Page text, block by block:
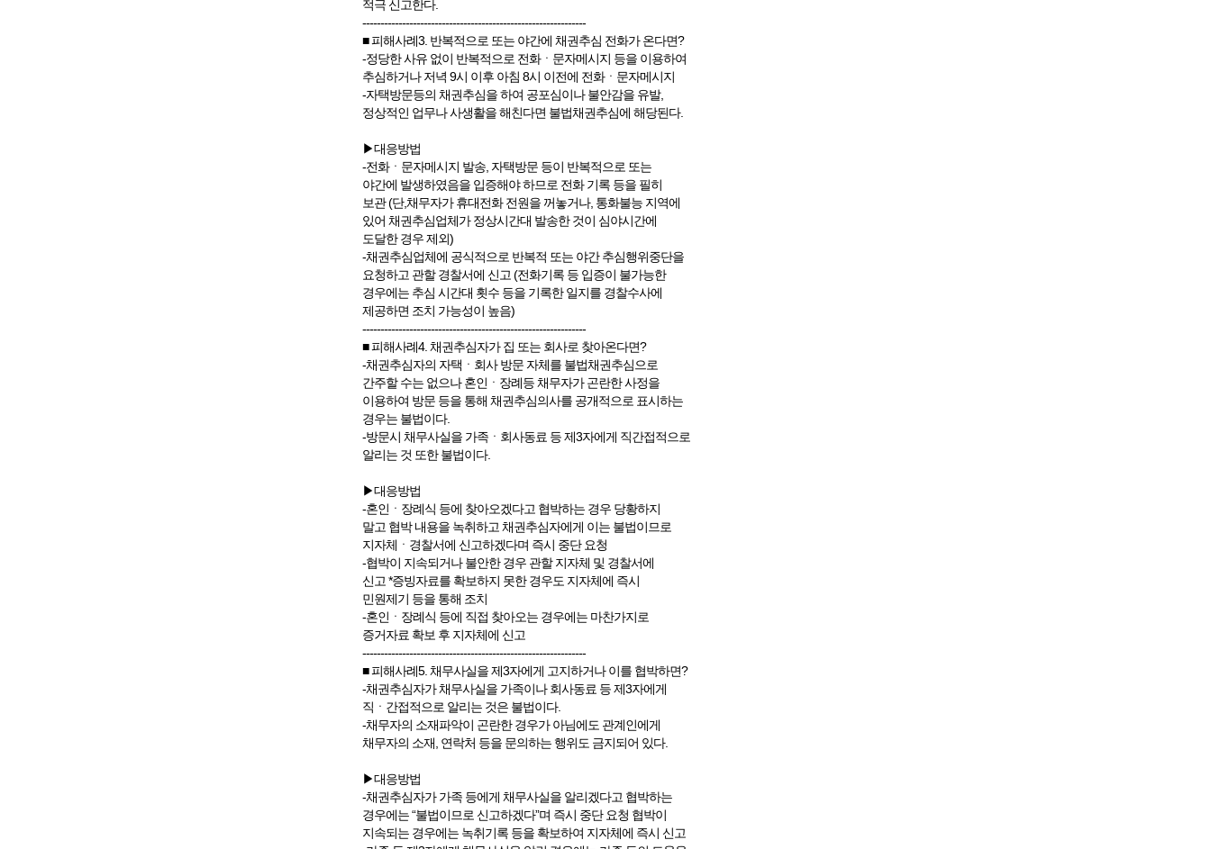
적극 신고한다.
--------------------------------------------------------------
■ 피해사례3. 반복적으로 또는 야간에 채권추심 전화가 온다면?
-정당한 사유 없이 반복적으로 전화ㆍ문자메시지 등을 이용하여
추심하거나 저녁 9시 이후 아침 8시 이전에 전화ㆍ문자메시지
-자택방문등의 채권추심을 하여 공포심이나 불안감을 유발,
정상적인 업무나 사생활을 해친다면 불법채권추심에 해당된다.
▶대응방법
-전화ㆍ문자메시지 발송, 자택방문 등이 반복적으로 또는
야간에 발생하였음을 입증해야 하므로 전화 기록 등을 필히
보관 (단,채무자가 휴대전화 전원을 꺼놓거나, 통화불능 지역에
있어 채권추심업체가 정상시간대 발송한 것이 심야시간에
도달한 경우 제외)
-채권추심업체에 공식적으로 반복적 또는 야간 추심행위중단을
요청하고 관할 경찰서에 신고 (전화기록 등 입증이 불가능한
경우에는 추심 시간대 횟수 등을 기록한 일지를 경찰수사에
제공하면 조치 가능성이 높음)
--------------------------------------------------------------
■ 피해사례4. 채권추심자가 집 또는 회사로 찾아온다면?
-채권추심자의 자택ㆍ회사 방문 자체를 불법채권추심으로
간주할 수는 없으나 혼인ㆍ장례등 채무자가 곤란한 사정을
이용하여 방문 등을 통해 채권추심의사를 공개적으로 표시하는
경우는 불법이다.
-방문시 채무사실을 가족ㆍ회사동료 등 제3자에게 직간접적으로
알리는 것 또한 불법이다.
▶대응방법
-혼인ㆍ장례식 등에 찾아오겠다고 협박하는 경우 당황하지
말고 협박 내용을 녹취하고 채권추심자에게 이는 불법이므로
지자체ㆍ경찰서에 신고하겠다며 즉시 중단 요청
-협박이 지속되거나 불안한 경우 관할 지자체 및 경찰서에
신고 *증빙자료를 확보하지 못한 경우도 지자체에 즉시
민원제기 등을 통해 조치
-혼인ㆍ장례식 등에 직접 찾아오는 경우에는 마찬가지로
증거자료 확보 후 지자체에 신고
--------------------------------------------------------------
■ 피해사례5. 채무사실을 제3자에게 고지하거나 이를 협박하면?
-채권추심자가 채무사실을 가족이나 회사동료 등 제3자에게
직ㆍ간접적으로 알리는 것은 불법이다.
-채무자의 소재파악이 곤란한 경우가 아님에도 관계인에게
채무자의 소재, 연락처 등을 문의하는 행위도 금지되어 있다.
▶대응방법
-채권추심자가 가족 등에게 채무사실을 알리겠다고 협박하는
경우에는 “불법이므로 신고하겠다”며 즉시 중단 요청 협박이
지속되는 경우에는 녹취기록 등을 확보하여 지자체에 즉시 신고